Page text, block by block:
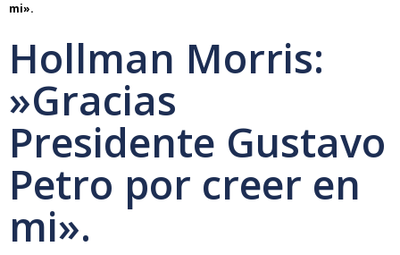
mi».
Hollman Morris:
»Gracias
Presidente Gustavo
Petro por creer en
mi».